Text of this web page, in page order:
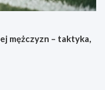
mężczyzn – taktyka,